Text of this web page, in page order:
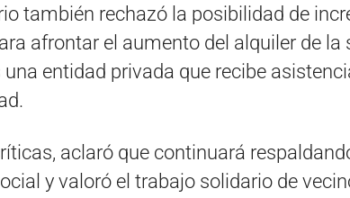
también rechazó la posibilidad de
afrontar el aumento del alquiler de la
una entidad privada que recibe
aclaró que continuará
y valoró el trabajo solidario de